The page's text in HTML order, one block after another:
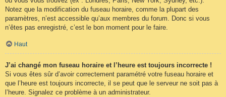
Notez que la modification du fuseau horaire, comme la plupart des
paramètres, n’est accessible qu’aux membres du forum. Donc si vous
n’êtes pas enregistré, c’est le bon moment pour le faire.
Haut
J’ai changé mon fuseau horaire et l’heure est toujours incorrecte !
Si vous êtes sûr d’avoir correctement paramétré votre fuseau horaire et
que l’heure est toujours incorrecte, il se peut que le serveur ne soit pas à
l’heure. Signalez ce problème à un administrateur.